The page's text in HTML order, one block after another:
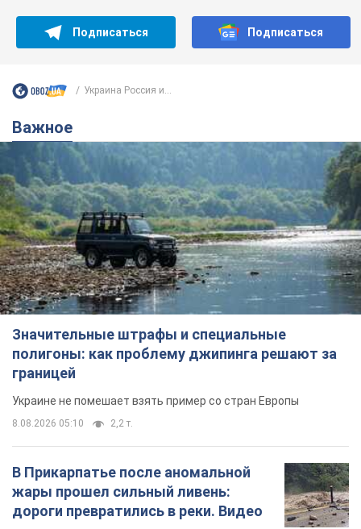
Подписаться Подписаться
Украина Россия и...
Важное
Значительные штрафы и специальные
полигоны: как проблему джипинга решают за
границей
Украине не помешает взять пример со стран Европы
8.08.2026 05:10 2,2 т.
В Прикарпатье после аномальной
жары прошел сильный ливень:
дороги превратились в реки. Видео